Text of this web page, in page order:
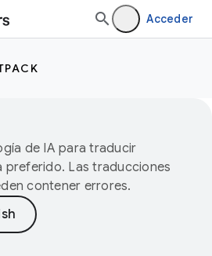
Acceder
de IA para traducir
preferido. Las traducciones
contener errores.